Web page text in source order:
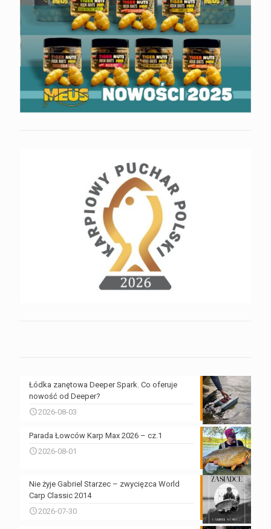
Łódka zanętowa Deeper Spark. Co oferuje
nowość od Deeper?
2026-08-03
Parada Łowców Karp Max 2026 – cz.1
2026-08-01
Nie żyje Gabriel Starzec – zwycięzca World
Carp Classic 2014
2026-07-30